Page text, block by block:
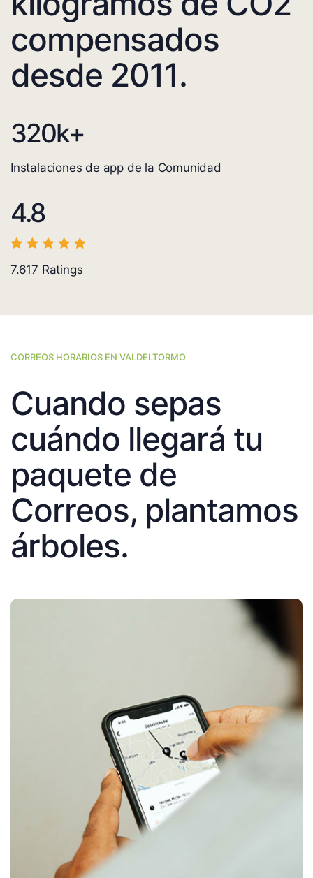
compensados
desde 2011.
320k+
Instalaciones de app de la Comunidad
4.8
7.617 Ratings
CORREOS HORARIOS EN VALDELTORMO
Cuando sepas
cuándo llegará tu
paquete de
Correos, plantamos
árboles.